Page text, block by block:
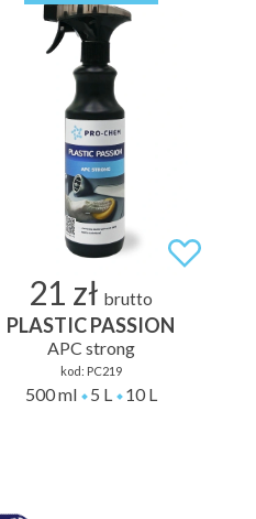
21 zł brutto
PLASTIC PASSION
APC strong
kod: PC219
500 ml 5 L 10 L